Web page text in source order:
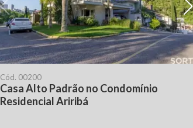
Cód. 00200
Casa Alto Padrão no Condomínio
Residencial Ariribá